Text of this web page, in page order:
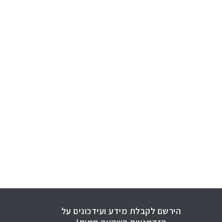
הירשם לקבלת מידע ועידכונים על